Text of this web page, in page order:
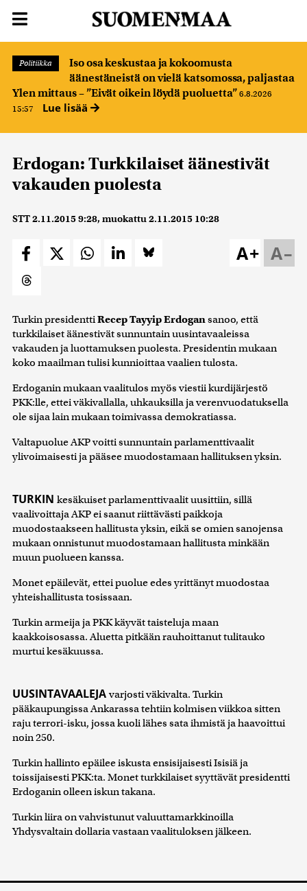
Politiikka
Iso osa keskustaa ja kokoomusta
äänestäneistä on vielä katsomossa, paljastaa
Ylen mittaus – ”Eivät oikein löydä puoluetta” 6.8.2026
15:57
Lue lisää
Erdogan: Turkkilaiset äänestivät
vakauden puolesta
STT2.11.2015 9:28, muokattu2.11.2015 10:28
A–
A+
Turkin presidenttiRecep Tayyip Erdogansanoo, että
turkkilaiset äänestivät sunnuntain uusintavaaleissa
vakauden ja luottamuksen puolesta. Presidentin mukaan
koko maailman tulisi kunnioittaa vaalien tulosta.
Erdoganin mukaan vaalitulos myös viestii kurdijärjestö
PKK:lle, ettei väkivallalla, uhkauksilla ja verenvuodatuksella
ole sijaa lain mukaan toimivassa demokratiassa.
Valtapuolue AKP voitti sunnuntain parlamenttivaalit
ylivoimaisesti ja pääsee muodostamaan hallituksen yksin.
TURKIN kesäkuiset parlamenttivaalit uusittiin, sillä
vaalivoittaja AKP ei saanut riittävästi paikkoja
muodostaakseen hallitusta yksin, eikä se omien sanojensa
mukaan onnistunut muodostamaan hallitusta minkään
muun puolueen kanssa.
Monet epäilevät, ettei puolue edes yrittänyt muodostaa
yhteishallitusta tosissaan.
Turkin armeija ja PKK käyvät taisteluja maan
kaakkoisosassa. Aluetta pitkään rauhoittanut tulitauko
murtui kesäkuussa.
UUSINTAVAALEJA varjosti väkivalta. Turkin
pääkaupungissa Ankarassa tehtiin kolmisen viikkoa sitten
raju terrori-isku, jossa kuoli lähes sata ihmistä ja haavoittui
noin 250.
Turkin hallinto epäilee iskusta ensisijaisesti Isisiä ja
toissijaisesti PKK:ta. Monet turkkilaiset syyttävät presidentti
Erdoganin olleen iskun takana.
Turkin liira on vahvistunut valuuttamarkkinoilla
Yhdysvaltain dollaria vastaan vaalituloksen jälkeen.